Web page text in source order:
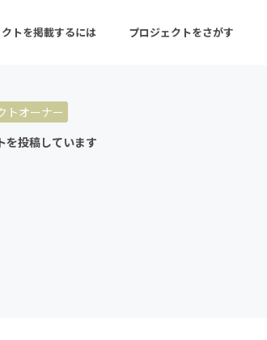
トを掲載するには プロジェクトをさがす
の新着プロジェクト
トオーナー
を投稿しています